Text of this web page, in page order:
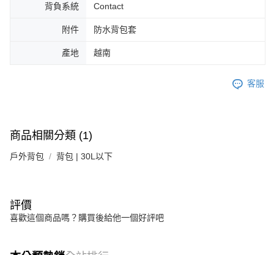
背負系統 Contact
附件 防水背包套
產地 越南
客服
商品相關分類 (1)
戶外背包 背包 | 30L以下
評價
喜歡這個商品嗎？購買後給他一個好評吧